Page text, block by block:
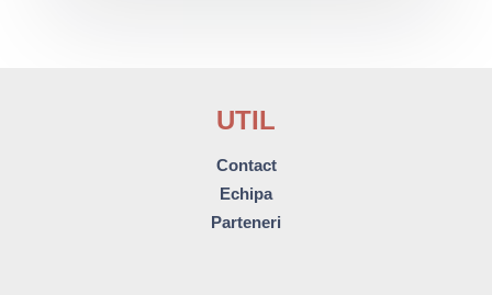
UTIL
Contact
Echipa
Parteneri